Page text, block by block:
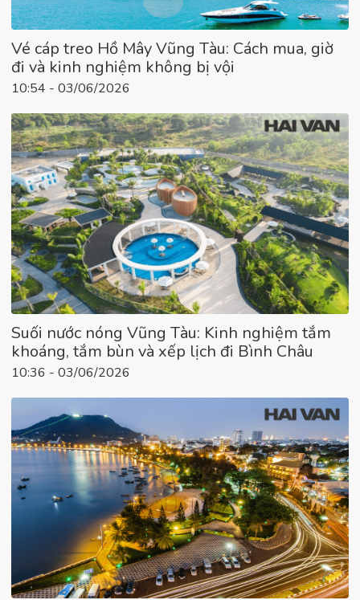
Vé cáp treo Hồ Mây Vũng Tàu: Cách mua, giờ
đi và kinh nghiệm không bị vội
10:54 - 03/06/2026
Suối nước nóng Vũng Tàu: Kinh nghiệm tắm
khoáng, tắm bùn và xếp lịch đi Bình Châu
10:36 - 03/06/2026